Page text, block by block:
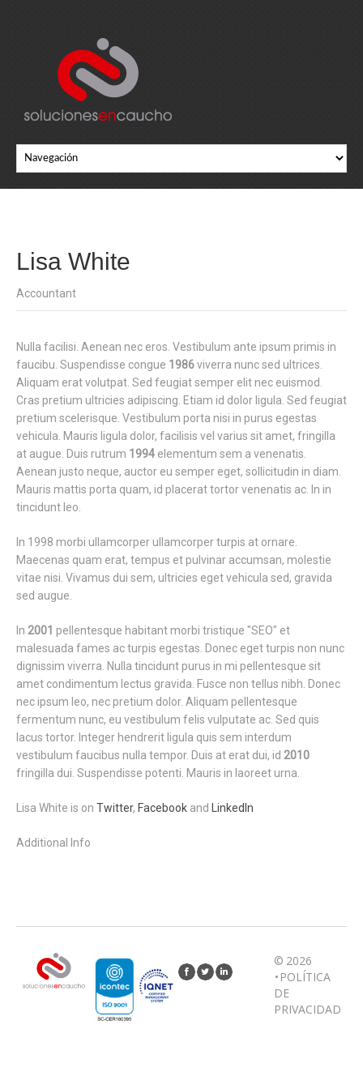
Lisa White
Accountant
Nulla facilisi. Aenean nec eros. Vestibulum ante ipsum primis in
faucibu. Suspendisse congue 1986viverra nunc sed ultrices.
Aliquam erat volutpat. Sed feugiat semper elit nec euismod.
Cras pretium ultricies adipiscing. Etiam id dolor ligula. Sed feugiat
pretium scelerisque. Vestibulum porta nisi in purus egestas
vehicula. Mauris ligula dolor, facilisis vel varius sit amet, fringilla
at augue. Duis rutrum 1994 elementum sem a venenatis.
Aenean justo neque, auctor eu semper eget, sollicitudin in diam.
Mauris mattis porta quam, id placerat tortor venenatis ac. In in
tincidunt leo.
In 1998 morbi ullamcorper ullamcorper turpis at ornare.
Maecenas quam erat, tempus et pulvinar accumsan, molestie
vitae nisi. Vivamus dui sem, ultricies eget vehicula sed, gravida
sed augue.
In 2001 pellentesque habitant morbi tristique "SEO" et
malesuada fames ac turpis egestas. Donec eget turpis non nunc
dignissim viverra. Nulla tincidunt purus in mi pellentesque sit
amet condimentum lectus gravida. Fusce non tellus nibh. Donec
nec ipsum leo, nec pretium dolor. Aliquam pellentesque
fermentum nunc, eu vestibulum felis vulputate ac. Sed quis
lacus tortor. Integer hendrerit ligula quis sem interdum
vestibulum faucibus nulla tempor. Duis at erat dui, id 2010
fringilla dui. Suspendisse potenti. Mauris in laoreet urna.
Lisa White is on Twitter, Facebook and LinkedIn
Additional Info
© 2026
• POLÍTICA
DE
PRIVACIDAD